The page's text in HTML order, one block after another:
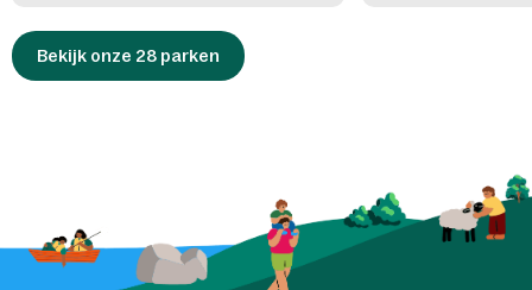
Bekijk onze 28 parken